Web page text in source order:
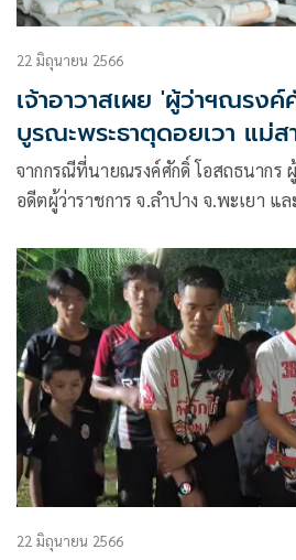
22 มิถุนายน 2566
เจ้าอาวาสเผย 'ผู้ว่าฯณรง
บูรณะพระธาตุดอยเวา แ
จากกรณีที่นายณรงค์ศักดิ์ โอสถธนากร
อดีตผู้ว่าราชการ จ.ลำปาง จ.พะเยา แ
มิ.ย.ที่ผ่านมานั้น
22 มิถุนายน 2566